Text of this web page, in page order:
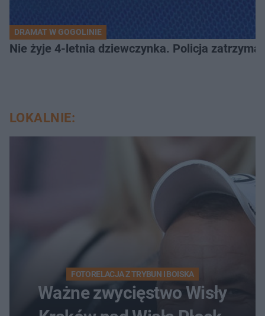
DRAMAT W GOGOLINIE
Nie żyje 4-letnia dziewczynka. Policja
LOKALNIE:
FOTORELACJA Z TRYBUN I BOISKA
Ważne zwycięstwo Wisły